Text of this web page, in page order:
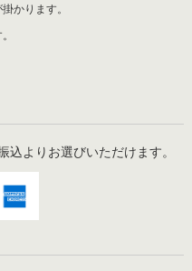
かります。
よりお選びいただけます。